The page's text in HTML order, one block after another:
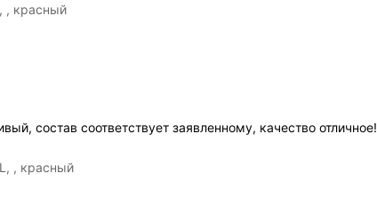
, красный
состав соответствует заявленному, качество отличное!
, красный